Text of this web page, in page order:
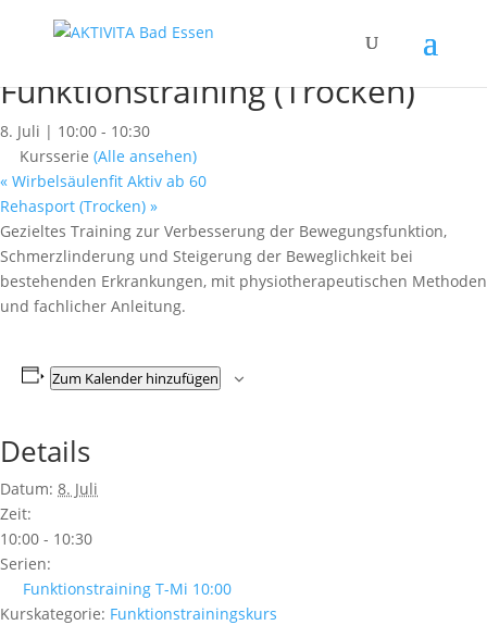
« Alle Kurse
Funktionstraining (Trocken)
8. Juli | 10:00 - 10:30
Kursserie (Alle ansehen)
« Wirbelsäulenfit Aktiv ab 60
Rehasport (Trocken) »
Gezieltes Training zur Verbesserung der Bewegungsfunktion,
Schmerzlinderung und Steigerung der Beweglichkeit bei
bestehenden Erkrankungen, mit physiotherapeutischen Methoden
und fachlicher Anleitung.
Zum Kalender hinzufügen
Details
Datum: 8. Juli
Zeit:
10:00 - 10:30
Serien:
Funktionstraining T-Mi 10:00
Kurskategorie: Funktionstrainingskurs